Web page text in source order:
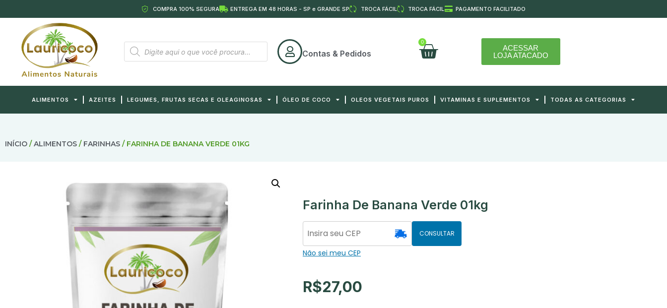
COMPRA 100% SEGURA ENTREGA EM 48 HORAS - SP e GRANDE SP TROCA FÁCIL TROCA FÁCIL PAGAMENTO FACILITADO
Contas & Pedidos
0
ACESSAR
LOJA ATACADO
ALIMENTOS AZEITES LEGUMES, FRUTAS SECAS E OLEAGINOSAS ÓLEO DE COCO OLEOS VEGETAIS PUROS VITAMINAS E SUPLEMENTOS TODAS AS CATEGORIAS
INÍCIO /ALIMENTOS / FARINHAS / FARINHA DE BANANA VERDE 01KG
Farinha De Banana Verde 01kg
CONSULTAR
Não sei meu CEP
R$27,00